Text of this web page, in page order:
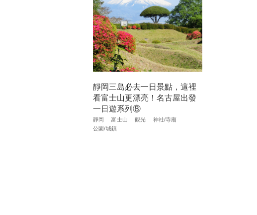
靜岡三島必去一日景點，這裡
看富士山更漂亮！名古屋出發
一日遊系列⑧
靜岡 富士山 觀光
神社/寺廟
公園/城鎮